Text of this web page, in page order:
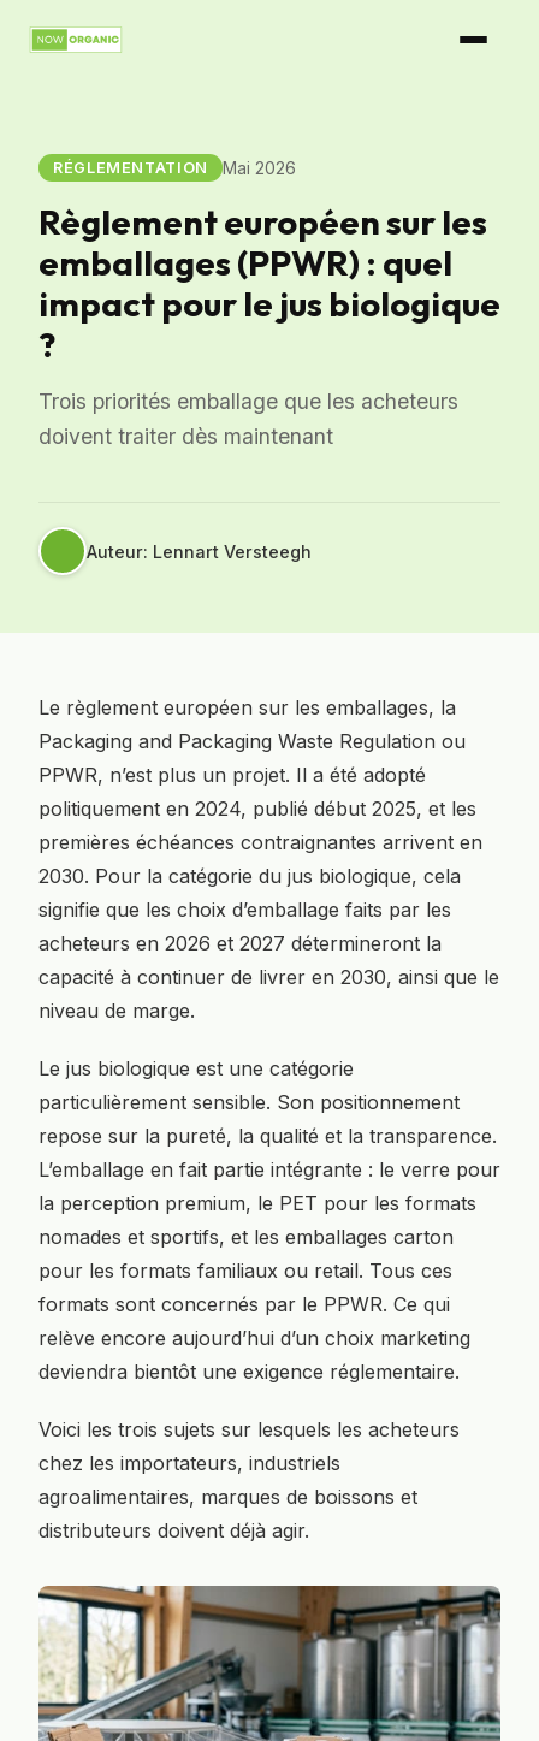
RÉGLEMENTATION Mai 2026
Règlement européen sur les
emballages (PPWR) : quel
impact pour le jus biologique
?
Trois priorités emballage que les acheteurs
doivent traiter dès maintenant
Auteur: Lennart Versteegh
Le règlement européen sur les emballages, la
Packaging and Packaging Waste Regulation ou
PPWR, n’est plus un projet. Il a été adopté
politiquement en 2024, publié début 2025, et les
premières échéances contraignantes arrivent en
2030. Pour la catégorie du jus biologique, cela
signifie que les choix d’emballage faits par les
acheteurs en 2026 et 2027 détermineront la
capacité à continuer de livrer en 2030, ainsi que le
niveau de marge.
Le jus biologique est une catégorie
particulièrement sensible. Son positionnement
repose sur la pureté, la qualité et la transparence.
L’emballage en fait partie intégrante : le verre pour
la perception premium, le PET pour les formats
nomades et sportifs, et les emballages carton
pour les formats familiaux ou retail. Tous ces
formats sont concernés par le PPWR. Ce qui
relève encore aujourd’hui d’un choix marketing
deviendra bientôt une exigence réglementaire.
Voici les trois sujets sur lesquels les acheteurs
chez les importateurs, industriels
agroalimentaires, marques de boissons et
distributeurs doivent déjà agir.